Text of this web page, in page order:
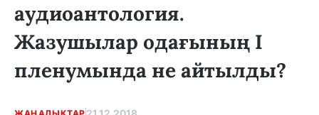
аудиоантология.
Жазушылар одағының І
пленумында не айтылды?